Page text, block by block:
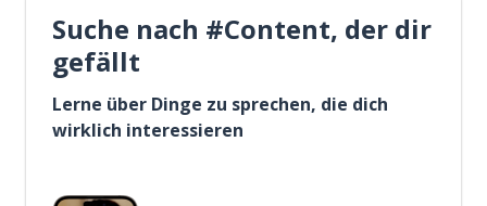
Suche nach #Content, der dir
gefällt
Lerne über Dinge zu sprechen, die dich
wirklich interessieren